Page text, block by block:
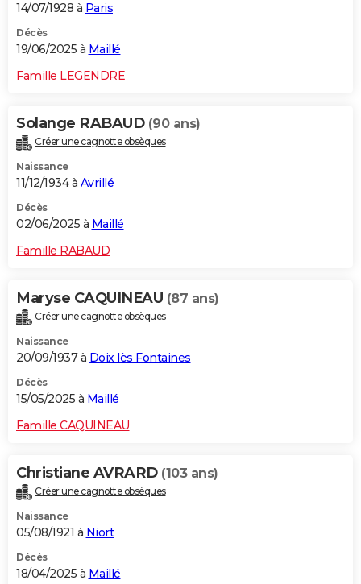
14/07/1928 à Paris
Décès
19/06/2025 à Maillé
Famille LEGENDRE
Solange RABAUD (90 ans)
Créer une cagnotte obsèques
Naissance
11/12/1934 à Avrillé
Décès
02/06/2025 à Maillé
Famille RABAUD
Maryse CAQUINEAU (87 ans)
Créer une cagnotte obsèques
Naissance
20/09/1937 à Doix lès Fontaines
Décès
15/05/2025 à Maillé
Famille CAQUINEAU
Christiane AVRARD (103 ans)
Créer une cagnotte obsèques
Naissance
05/08/1921 à Niort
Décès
18/04/2025 à Maillé